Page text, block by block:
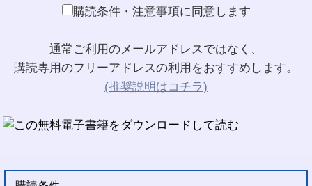
購読条件・注意事項に同意します
通常ご利用のメールアドレスではなく、
購読専用のフリーアドレスの利用をおすすめします。
(推奨説明はコチラ)